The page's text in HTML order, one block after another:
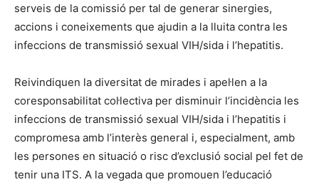
serveis de la comissió per tal de generar sinergies,
accions i coneixements que ajudin a la lluita contra les
infeccions de transmissió sexual VIH/sida i l’hepatitis.
Reivindiquen la diversitat de mirades i apel·len a la
coresponsabilitat col·lectiva per disminuir l’incidència les
infeccions de transmissió sexual VIH/sida i l’hepatitis i
compromesa amb l’interès general i, especialment, amb
les persones en situació o risc d’exclusió social pel fet de
tenir una ITS. A la vegada que promouen l’educació